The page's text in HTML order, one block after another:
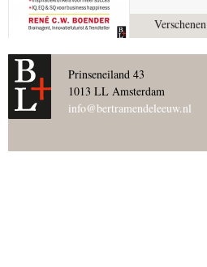
Verschenen
Prinseneiland 43
1013 LL Amsterdam
info@bertramendeleeuw.nl